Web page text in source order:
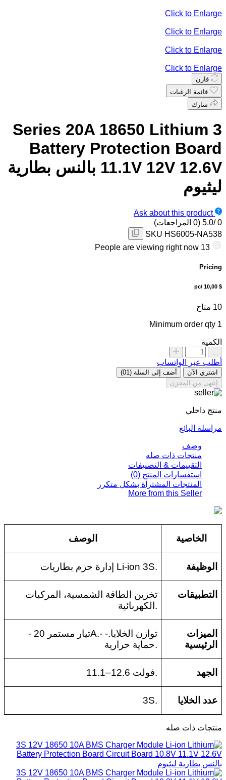
Click to Enlarge
Click to Enlarge
Click to Enlarge
Click to Enlarge
قارن
قائمة الرغبات
شارك
3 Series 20A 18650 Lithium
Battery Protection Board
11.1V 12V 12.6V بالنس بطارية
ليثيوم
Ask about this product
0
/5.0
(0 المراجعات)
SKU HS6005-NA538
13
People are viewing right now
Pricing
$ 10,00
/pc
10 متاح
Minimum order qty 1
الكمية
أطلب عبر الواتساب
اشتري الآن أضف إلى السلة (01)
إنتهى من المخزن
منتج داخلي
مراسلة البائع
وصف
منتجات ذات صله
التقييمات & التصنيفات
استفسارات المنتج (0)
المنتجات المشتراة بشكل متكرر
More from this Seller
الخاصية الوصف
الوظيفة إدارة حزم بطاريات Li-ion 3S.
التطبيقات
تخزين الطاقة الشمسية، المركبات
الكهربائية.
الميزات
الرئيسية
- تيار مستمر 20A.- توازن الخلايا.-
حماية حرارية.
الجهد 11.1–12.6 فولت.
عدد الخلايا 3S.
منتجات ذات صله